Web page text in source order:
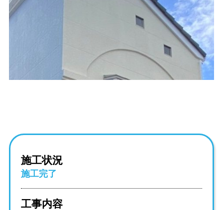
施工状況
施工完了
工事内容